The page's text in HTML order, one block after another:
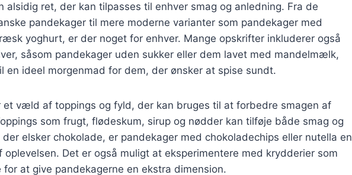
alsidig ret, der kan tilpasses til enhver smag og anledning. Fra de
pandekager til mere moderne varianter som pandekager med
yoghurt, er der noget for enhver. Mange opskrifter inkluderer også
såsom pandekager uden sukker eller dem lavet med mandelmælk,
en ideel morgenmad for dem, der ønsker at spise sundt.
et væld af toppings og fyld, der kan bruges til at forbedre smagen af
som frugt, flødeskum, sirup og nødder kan tilføje både smag og
elsker chokolade, er pandekager med chokoladechips eller nutella en
oplevelsen. Det er også muligt at eksperimentere med krydderier som
for at give pandekagerne en ekstra dimension.